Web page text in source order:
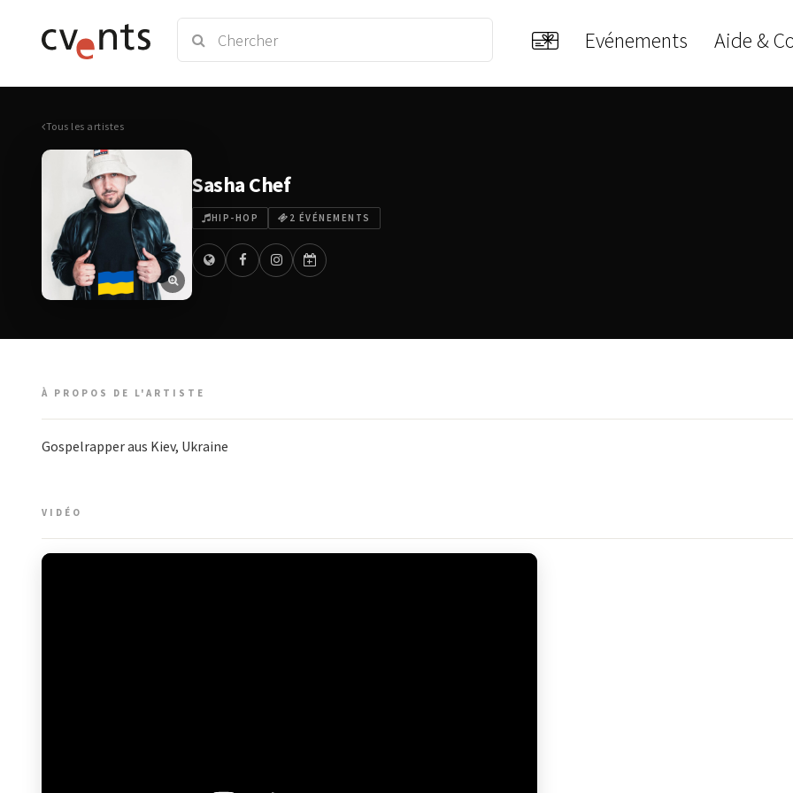
Evénements Aide &
Tous les artistes
Sasha Chef
HIP-HOP 2 ÉVÉNEMENTS
À PROPOS DE L'ARTISTE
Gospelrapper aus Kiev, Ukraine
VIDÉO